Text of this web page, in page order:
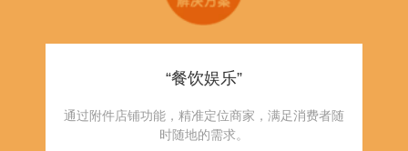
“餐饮娱乐”
通过附件店铺功能，精准定位商家，满足消费者随
时随地的需求。